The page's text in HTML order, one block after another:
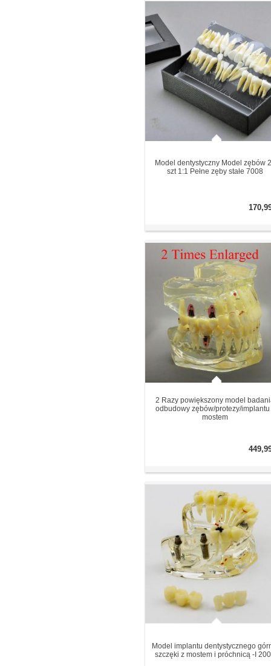
Model dentystyczny Model zębów
szt 1:1 Pełne zęby stałe 7008
2 Razy powiększony model
odbudowy zębów/protezy/implantu
mostem
Model implantu dentystycznego
szczęki z mostem i próchnicą -I